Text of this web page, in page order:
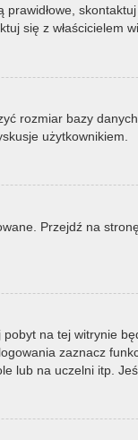
się z właścicielem
rozmiar bazy
użytkownikiem.
Przejdź na
na tej witrynie
zaznacz
na uczelni itp.